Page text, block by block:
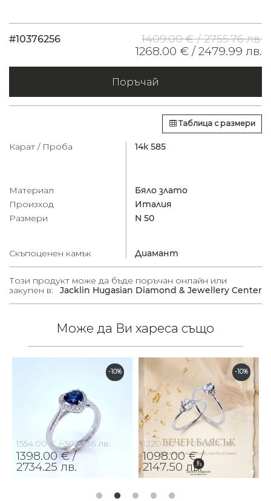
#10376256 1409.00 € /2755.76 лв.
1268.00 € /2479.99 лв.
Поръчай
Таблица с размери
Карат / Проба 14к 585
Материал
Бяло злато
Произход
Италия
Размери
N 50
Скъпоценен камък Диамант
Този продукт може да бъде поръчан онлайн или
закупен в:
Jacklin Hugasian Diamond & Jewellery Center
Може да Ви хареса също
-10%
1554.00 € / 3039.36 лв.
1398.00 € /
2734.25 лв.
-10%
1220.00 € / 2386.11 лв.
1098.00 € /
2147.50 лв.